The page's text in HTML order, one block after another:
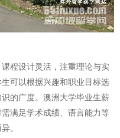
程设计灵活，注重理论与实
可以根据兴趣和职业目标选
的广度。澳洲大学毕业生薪
满足学术成绩、语言能力等
。